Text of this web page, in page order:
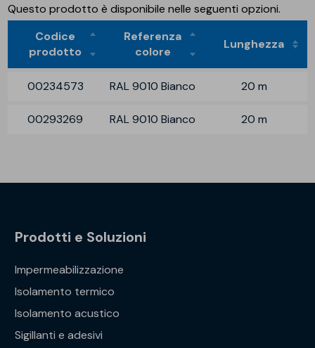
Questo prodotto è disponibile nelle seguenti opzioni.
Codice
prodotto
Referenza
colore
Lunghezza
00234573 RAL 9010 Bianco 20 m
00293269 RAL 9010 Bianco 20 m
Prodotti e Soluzioni
Impermeabilizzazione
Isolamento termico
Isolamento acustico
Sigillanti e adesivi